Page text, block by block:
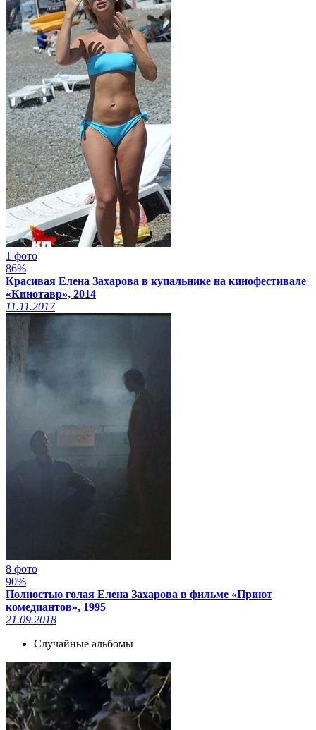
1 фото
86%
Красивая Елена Захарова в купальнике на кинофестивале
«Кинотавр», 2014
11.11.2017
8 фото
90%
Полностью голая Елена Захарова в фильме «Приют
комедиантов», 1995
21.09.2018
Случайные альбомы